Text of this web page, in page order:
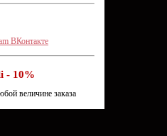
ВКонтакте
- 10%
величине заказа